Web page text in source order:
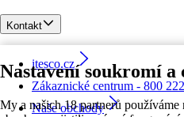
Nastavení soukromí a
My a našich 18 partnerů
Kontakt
itesco.cz
Zákaznické centrum - 800
Naše obchody